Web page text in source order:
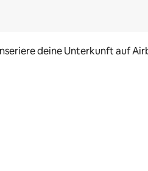
deine Unterkunft auf